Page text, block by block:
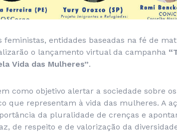
feministas, entidades baseadas na fé de
o lançamento virtual da campanha
Vida das Mulheres”.
como objetivo alertar a sociedade sobre
que representam à vida das mulheres. A
da pluralidade de crenças e
de respeito e de valorização da